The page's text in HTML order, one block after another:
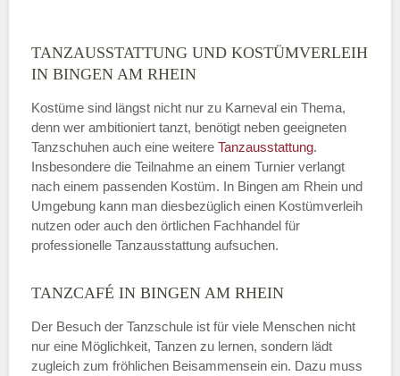
TANZAUSSTATTUNG UND KOSTÜMVERLEIH
IN BINGEN AM RHEIN
Kostüme sind längst nicht nur zu Karneval ein Thema,
denn wer ambitioniert tanzt, benötigt neben geeigneten
Tanzschuhen auch eine weitere Tanzausstattung.
Insbesondere die Teilnahme an einem Turnier verlangt
nach einem passenden Kostüm. In Bingen am Rhein und
Umgebung kann man diesbezüglich einen Kostümverleih
nutzen oder auch den örtlichen Fachhandel für
professionelle Tanzausstattung aufsuchen.
TANZCAFÉ IN BINGEN AM RHEIN
Der Besuch der Tanzschule ist für viele Menschen nicht
nur eine Möglichkeit, Tanzen zu lernen, sondern lädt
zugleich zum fröhlichen Beisammensein ein. Dazu muss